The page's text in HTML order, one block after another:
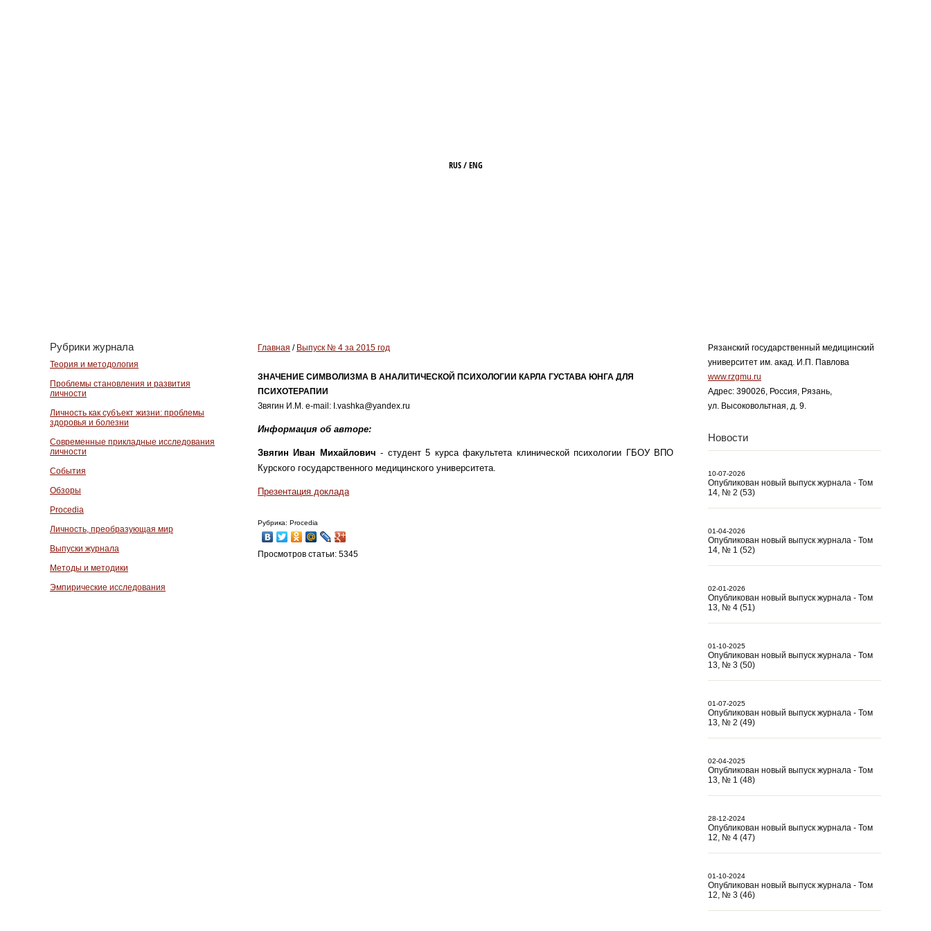
RUS/ENG
Рубрики журнала
Теория и методология
Проблемы становления и развития
личности
Личность как субъект жизни: проблемы
здоровья и болезни
Современные прикладные исследования
личности
События
Обзоры
Procedia
Личность, преобразующая мир
Выпуски журнала
Методы и методики
Эмпирические исследования
Главная / Выпуск № 4 за 2015 год
ЗНАЧЕНИЕ СИМВОЛИЗМА В АНАЛИТИЧЕСКОЙ ПСИХОЛОГИИ КАРЛА ГУСТАВА ЮНГА ДЛЯ
ПСИХОТЕРАПИИ
Звягин И.М. e-mail: I.vashka@yandex.ru
Информация об авторе:
Звягин Иван Михайлович - студент 5 курса факультета клинической психологии ГБОУ ВПО
Курского государственного медицинского университета.
Презентация доклада
Рубрика: Procedia
Просмотров статьи: 5345
Рязанский государственный медицинский
университет им. акад. И.П. Павлова
www.rzgmu.ru
Адрес: 390026, Россия, Рязань,
ул. Высоковольтная, д. 9.
Новости
10-07-2026
Опубликован новый выпуск журнала - Том
14, № 2 (53)
01-04-2026
Опубликован новый выпуск журнала - Том
14, № 1 (52)
02-01-2026
Опубликован новый выпуск журнала - Том
13, № 4 (51)
01-10-2025
Опубликован новый выпуск журнала - Том
13, № 3 (50)
01-07-2025
Опубликован новый выпуск журнала - Том
13, № 2 (49)
02-04-2025
Опубликован новый выпуск журнала - Том
13, № 1 (48)
28-12-2024
Опубликован новый выпуск журнала - Том
12, № 4 (47)
01-10-2024
Опубликован новый выпуск журнала - Том
12, № 3 (46)